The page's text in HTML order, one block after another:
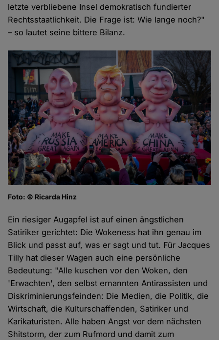
letzte verbliebene Insel demokratisch fundierter
Rechtsstaatlichkeit. Die Frage ist: Wie lange noch?"
– so lautet seine bittere Bilanz.
Foto: © Ricarda Hinz
Ein riesiger Augapfel ist auf einen ängstlichen
Satiriker gerichtet: Die Wokeness hat ihn genau im
Blick und passt auf, was er sagt und tut. Für Jacques
Tilly hat dieser Wagen auch eine persönliche
Bedeutung: "Alle kuschen vor den Woken, den
'Erwachten', den selbst ernannten Antirassisten und
Diskriminierungsfeinden: Die Medien, die Politik, die
Wirtschaft, die Kulturschaffenden, Satiriker und
Karikaturisten. Alle haben Angst vor dem nächsten
Shitstorm, der zum Rufmord und damit zum